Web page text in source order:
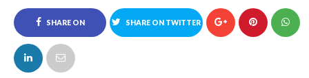
SHARE ON
FACEBOOK
SHARE ON TWITTER